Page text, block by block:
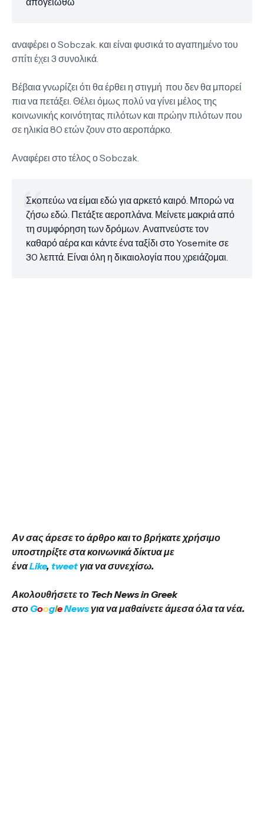
αναφέρει ο Sobczak. και είναι φυσικά το αγαπημένο του
σπίτι έχει 3 συνολικά.
Βέβαια γνωρίζει ότι θα έρθει η στιγμή που δεν θα μπορεί
πια να πετάξει. Θέλει όμως πολύ να γίνει μέλος της
κοινωνικής κοινότητας πιλότων και πρώην πιλότων που
σε ηλικία 80 ετών ζουν στο αεροπάρκο.
Αναφέρει στο τέλος ο Sobczak.
Σκοπεύω να είμαι εδώ για αρκετό καιρό. Μπορώ να
ζήσω εδώ. Πετάξτε αεροπλάνα. Μείνετε μακριά από
τη συμφόρηση των δρόμων. Αναπνεύστε τον
καθαρό αέρα και κάντε ένα ταξίδι στο Yosemite σε
30 λεπτά. Είναι όλη η δικαιολογία που χρειάζομαι.
Αν σας άρεσε το άρθρο και το βρήκατε χρήσιμο
υποστηρίξτε στα κοινωνικά δίκτυα με
έναLike, tweet για να συνεχίσω.
Ακολουθήσετε το Tech News in Greek
στο GoogleNews για να μαθαίνετε άμεσα όλα τα νέα.